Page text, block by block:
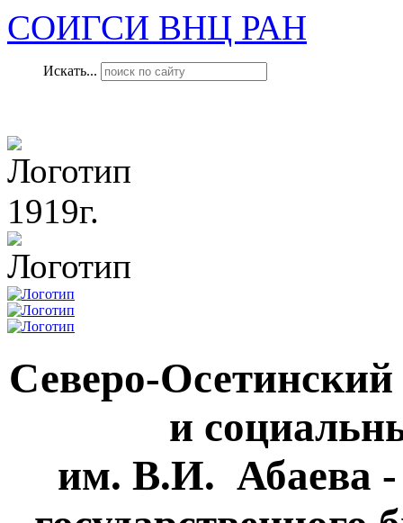
СОИГСИ ВНЦ РАН
Искать...
1919г.
Северо-
и
им. В.И. Абаева -